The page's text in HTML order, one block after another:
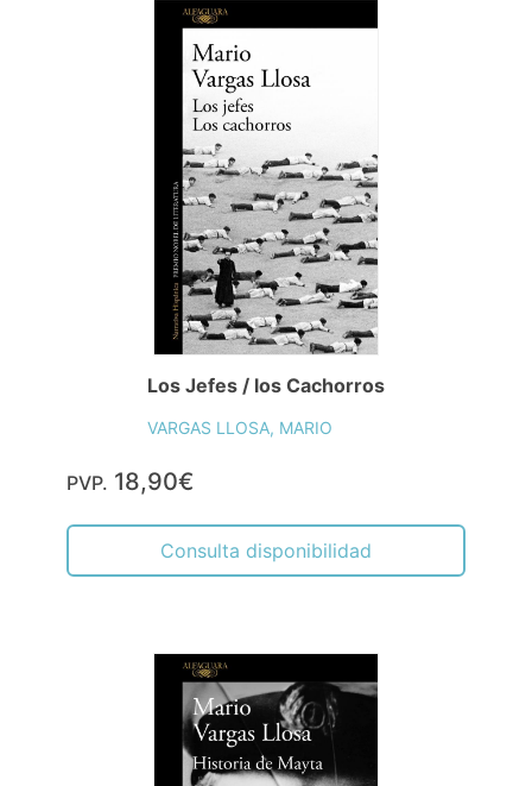
Los Jefes / los Cachorros
VARGAS LLOSA, MARIO
PVP. 18,90€
Consulta disponibilidad